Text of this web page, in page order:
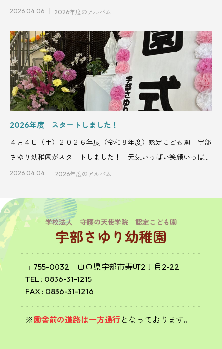
ん。 ・命を
2026.04.06 2026年度のアルバム
2026年度 スタートしました！
４月４日（土）２０２６年度（令和８年度）認定こども園 宇部
さゆり幼稚園がスタートしました！ 元気いっぱい笑顔いっぱい
の子ども
2026.04.04 2026年度のアルバム
学校法人 守護の天使学院 認定こども園
宇部さゆり幼稚園
〒755-0032 山口県宇部市寿町2丁目2-22
TEL : 0836-31-1215
FAX : 0836-31-1216
※園舎前の道路は一方通行となっております。